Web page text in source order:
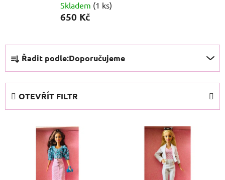
Skladem (1 ks)
650 Kč
Ř
a
z
n
Řadit podle:Doporučujeme
OTEVŘÍT FILTR